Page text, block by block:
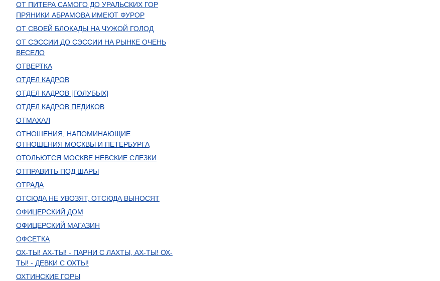
ОТ ПИТЕРА САМОГО ДО УРАЛЬСКИХ ГОР
ПРЯНИКИ АБРАМОВА ИМЕЮТ ФУРОР
ОТ СВОЕЙ БЛОКАДЫ НА ЧУЖОЙ ГОЛОД
ОТ СЭССИИ ДО СЭССИИ НА РЫНКЕ ОЧЕНЬ
ВЕСЕЛО
ОТВЕРТКА
ОТДЕЛ КАДРОВ
ОТДЕЛ КАДРОВ [ГОЛУБЫХ]
ОТДЕЛ КАДРОВ ПЕДИКОВ
ОТМАХАЛ
ОТНОШЕНИЯ, НАПОМИНАЮЩИЕ
ОТНОШЕНИЯ МОСКВЫ И ПЕТЕРБУРГА
ОТОЛЬЮТСЯ МОСКВЕ НЕВСКИЕ СЛЕЗКИ
ОТПРАВИТЬ ПОД ШАРЫ
ОТРАДА
ОТСЮДА НЕ УВОЗЯТ, ОТСЮДА ВЫНОСЯТ
ОФИЦЕРСКИЙ ДОМ
ОФИЦЕРСКИЙ МАГАЗИН
ОФСЕТКА
ОХ-ТЫ! АХ-ТЫ! - ПАРНИ С ЛАХТЫ, АХ-ТЫ! ОХ-
ТЫ! - ДЕВКИ С ОХТЫ!
ОХТИНСКИЕ ГОРЫ